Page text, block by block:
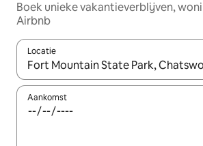
Boek unieke vakantieverblijven,
Airbnb
Locatie
Wanneer er resultaten beschikbaar
Aankomst